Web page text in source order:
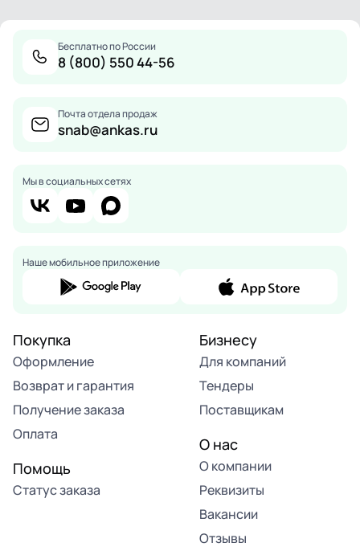
Бесплатно по России
8 (800) 550 44-56
Почта отдела продаж
snab@ankas.ru
Мы в социальных сетях
Наше мобильное приложение
Покупка
Оформление
Возврат и гарантия
Получение заказа
Оплата
Помощь
Статус заказа
Бизнесу
Для компаний
Тендеры
Поставщикам
О нас
О компании
Реквизиты
Вакансии
Отзывы